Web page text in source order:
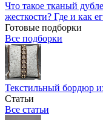
Что такое тканый
жесткости? Где и как
Готовые подборки
Все подборки
Текстильный бордюр
Статьи
Все статьи